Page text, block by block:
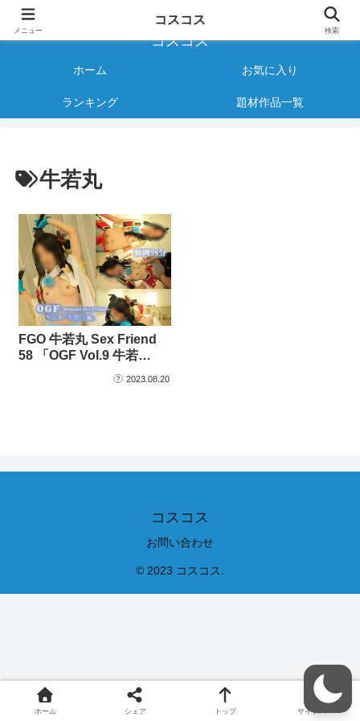
様々なジャンルのコスプレAVをご紹介する情報サイト
コスコス
ホーム お気に入り
ランキング 題材作品一覧
牛若丸
FGO 牛若丸 Sex Friend
58 「OGF Vol.9 牛若…
2023.08.20
コスコス
お問い合わせ
© 2023 コスコス.
メニュー
コスコス
検索
ホーム シェア トップ サイドバー